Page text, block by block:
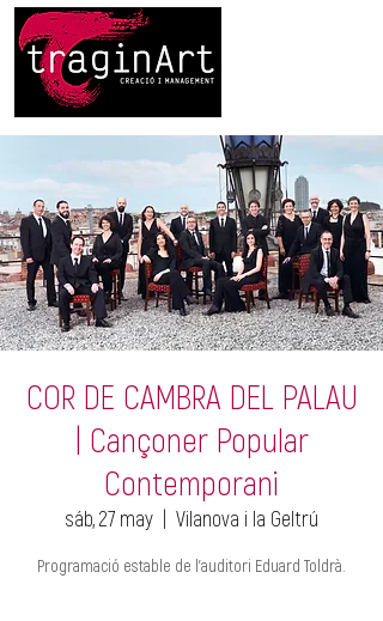
COR DE CAMBRA DEL PALAU
| Cançoner Popular
Contemporani
sáb, 27 may
  |
Vilanova i la Geltrú
Programació estable de l'auditori Eduard Toldrà.